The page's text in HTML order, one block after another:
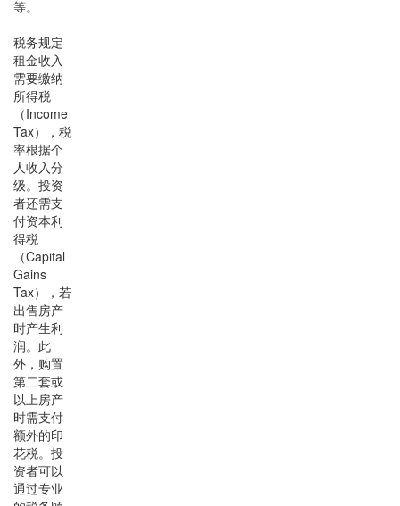
等。
税务规定
租金收入
需要缴纳
所得税
（Income
Tax），税
率根据个
人收入分
级。投资
者还需支
付资本利
得税
（Capital
Gains
Tax），若
出售房产
时产生利
润。此
外，购置
第二套或
以上房产
时需支付
额外的印
花税。投
资者可以
通过专业